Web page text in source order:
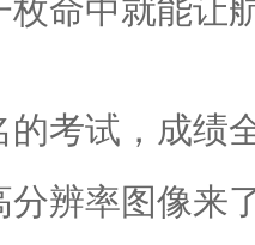
命中就能让
的考试，成绩
分辨率图像来